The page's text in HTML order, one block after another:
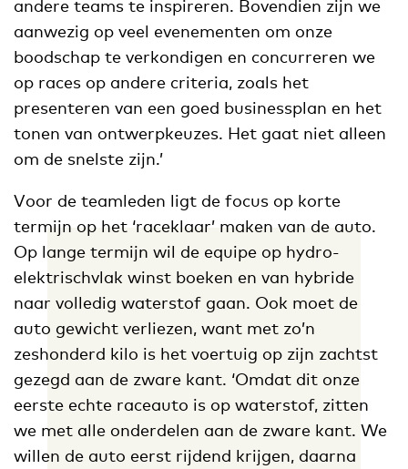
andere teams te inspireren. Bovendien zijn we
aanwezig op veel evenementen om onze
boodschap te verkondigen en concurreren we
op races op andere criteria, zoals het
presenteren van een goed businessplan en het
tonen van ontwerpkeuzes. Het gaat niet alleen
om de snelste zijn.’
Voor de teamleden ligt de focus op korte
termijn op het ‘raceklaar’ maken van de auto.
Op lange termijn wil de equipe op hydro-
elektrischvlak winst boeken en van hybride
naar volledig waterstof gaan. Ook moet de
auto gewicht verliezen, want met zo’n
zeshonderd kilo is het voertuig op zijn zachtst
gezegd aan de zware kant. ‘Omdat dit onze
eerste echte raceauto is op waterstof, zitten
we met alle onderdelen aan de zware kant. We
willen de auto eerst rijdend krijgen, daarna